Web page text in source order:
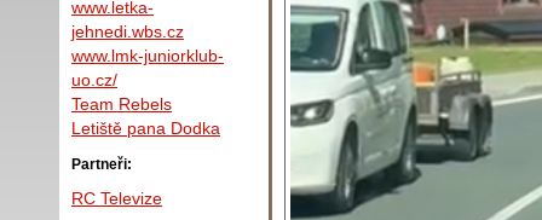
www.letka-
jehnedi.wbs.cz
www.lmk-juniorklub-
uo.cz/
Team Rebels
Letiště pana Dodka
Partneři:
RC Televize